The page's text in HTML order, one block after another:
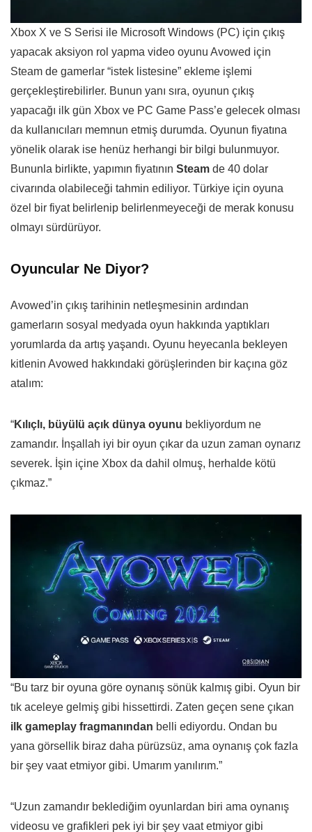
Xbox X ve S Serisi ile Microsoft Windows (PC) için çıkış
yapacak aksiyon rol yapma video oyunu Avowed için
Steam de gamerlar “istek listesine” ekleme işlemi
gerçekleştirebilirler. Bunun yanı sıra, oyunun çıkış
yapacağı ilk gün Xbox ve PC Game Pass’e gelecek olması
da kullanıcıları memnun etmiş durumda. Oyunun fiyatına
yönelik olarak ise henüz herhangi bir bilgi bulunmuyor.
Bununla birlikte, yapımın fiyatının Steam de 40 dolar
civarında olabileceği tahmin ediliyor. Türkiye için oyuna
özel bir fiyat belirlenip belirlenmeyeceği de merak konusu
olmayı sürdürüyor.
Oyuncular Ne Diyor?
Avowed’in çıkış tarihinin netleşmesinin ardından
gamerların sosyal medyada oyun hakkında yaptıkları
yorumlarda da artış yaşandı. Oyunu heyecanla bekleyen
kitlenin Avowed hakkındaki görüşlerinden bir kaçına göz
atalım:
“Kılıçlı, büyülü açık dünya oyunu bekliyordum ne
zamandır. İnşallah iyi bir oyun çıkar da uzun zaman oynarız
severek. İşin içine Xbox da dahil olmuş, herhalde kötü
çıkmaz.”
“Bu tarz bir oyuna göre oynanış sönük kalmış gibi. Oyun bir
tık aceleye gelmiş gibi hissettirdi. Zaten geçen sene çıkan
ilk gameplay fragmanından belli ediyordu. Ondan bu
yana görsellik biraz daha pürüzsüz, ama oynanış çok fazla
bir şey vaat etmiyor gibi. Umarım yanılırım.”
“Uzun zamandır beklediğim oyunlardan biri ama oynanış
videosu ve grafikleri pek iyi bir şey vaat etmiyor gibi